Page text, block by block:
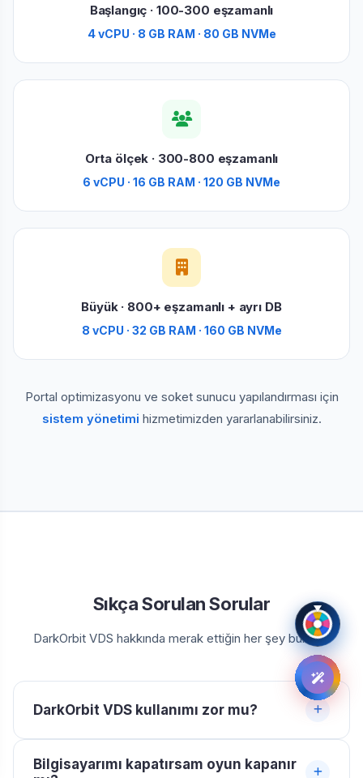
Başlangıç · 100-300 eşzamanlı
4 vCPU · 8 GB RAM · 80 GB NVMe
Orta ölçek · 300-800 eşzamanlı
6 vCPU · 16 GB RAM · 120 GB NVMe
Büyük · 800+ eşzamanlı + ayrı DB
8 vCPU · 32 GB RAM · 160 GB NVMe
Portal optimizasyonu ve soket sunucu yapılandırması için
sistem yönetimi hizmetimizden yararlanabilirsiniz.
Sıkça Sorulan Sorular
DarkOrbit VDS hakkında merak ettiğin her şey burada.
DarkOrbit VDS kullanımı zor mu?
Hayır, oldukça basittir. Satın aldığınız VDS, Windows
işletim sistemi kurulu bir bilgisayar gibidir. "Uzak
Bilgisayarımı kapatırsam oyun kapanır